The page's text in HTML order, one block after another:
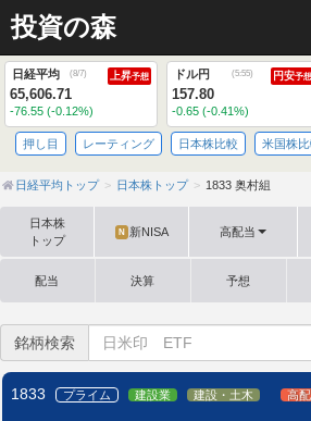
投資の森
日経平均 (8/7) 上昇予想
65,606.71
-76.55 (-0.12%)
ドル円 (5:55) 円安予想
157.80
-0.65 (-0.41%)
押し目 レーティング 日本株比較 米国株比
日経平均トップ 日本株トップ 1833 奥村組
日本株
トップ
N 新NISA 高配当
配当 決算 予想
銘柄検索
1833 プライム 建設業 建設・土木 高